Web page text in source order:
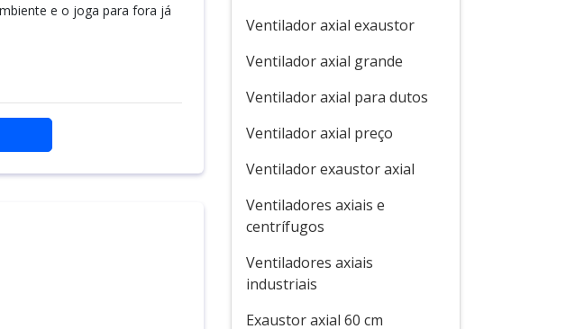
e o joga para fora já
Ventilador axial exaustor
Ventilador axial grande
Ventilador axial para dutos
Ventilador axial preço
Ventilador exaustor axial
Ventiladores axiais e
centrífugos
Ventiladores axiais
industriais
Exaustor axial 60 cm